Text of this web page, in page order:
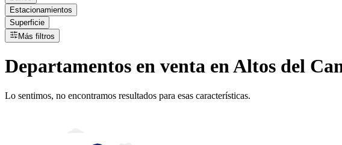
Estacionamientos
Superficie
Más filtros
Departamentos en venta en Altos del
Lo sentimos, no encontramos resultados para esas características.